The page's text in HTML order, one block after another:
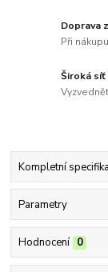
Doprava
Při
Široká
Kompletní
Parametry
Hodnocení 0